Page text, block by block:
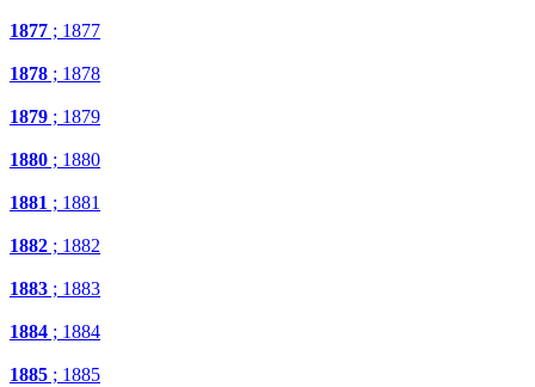
1877 ; 1877
1878 ; 1878
1879 ; 1879
1880 ; 1880
1881 ; 1881
1882 ; 1882
1883 ; 1883
1884 ; 1884
1885 ; 1885